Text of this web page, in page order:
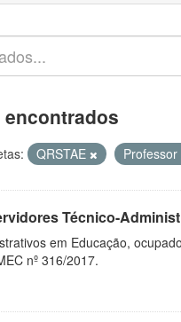
QRSTAE Professor
Técnico-
em Educação,
nº 316/2017.